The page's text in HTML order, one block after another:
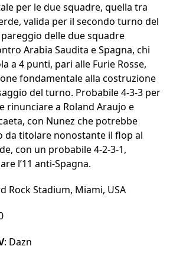
per le due squadre, quella tra
valida per il secondo turno del
delle due squadre
Arabia Saudita e Spagna, chi
a 4 punti, pari alle Furie Rosse,
fondamentale alla costruzione
del turno. Probabile 4-3-3 per
rinunciare a Roland Araujo e
con Nunez che potrebbe
da titolare nonostante il flop al
con un probabile 4-2-3-1,
l’11 anti-Spagna.
Rock Stadium, Miami, USA
: Dazn